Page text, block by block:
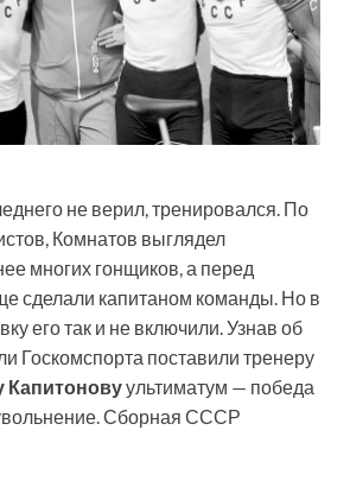
не верил, тренировался. По
Комнатов выглядел
многих гонщиков, а перед
сделали капитаном команды. Но в
его так и не включили. Узнав об
Госкомспорта поставили тренеру
Капитоновуультиматум — победа
Сборная СССР